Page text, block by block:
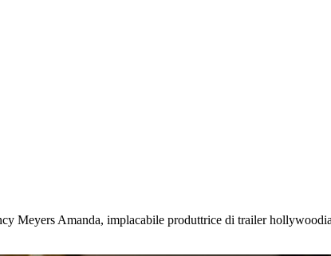
Meyers Amanda, implacabile produttrice di trailer